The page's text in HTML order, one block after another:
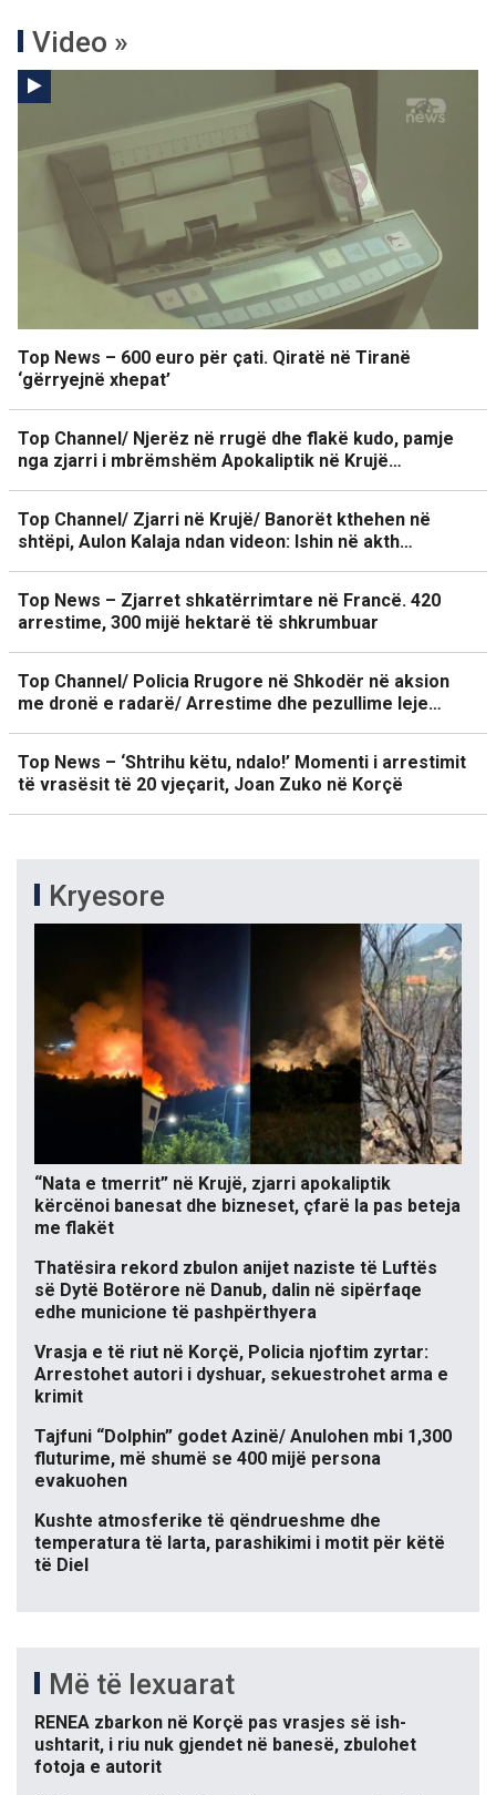
Video »
Top News – 600 euro për çati. Qiratë në Tiranë
‘gërryejnë xhepat’
Top Channel/ Njerëz në rrugë dhe flakë kudo, pamje
nga zjarri i mbrëmshëm Apokaliptik në Krujë…
Top Channel/ Zjarri në Krujë/ Banorët kthehen në
shtëpi, Aulon Kalaja ndan videon: Ishin në akth…
Top News – Zjarret shkatërrimtare në Francë. 420
arrestime, 300 mijë hektarë të shkrumbuar
Top Channel/ Policia Rrugore në Shkodër në aksion
me dronë e radarë/ Arrestime dhe pezullime leje…
Top News – ‘Shtrihu këtu, ndalo!’ Momenti i arrestimit
të vrasësit të 20 vjeçarit, Joan Zuko në Korçë
Kryesore
“Nata e tmerrit” në Krujë, zjarri apokaliptik
kërcënoi banesat dhe bizneset, çfarë la pas beteja
me flakët
Thatësira rekord zbulon anijet naziste të Luftës
së Dytë Botërore në Danub, dalin në sipërfaqe
edhe municione të pashpërthyera
Vrasja e të riut në Korçë, Policia njoftim zyrtar:
Arrestohet autori i dyshuar, sekuestrohet arma e
krimit
Tajfuni “Dolphin” godet Azinë/ Anulohen mbi 1,300
fluturime, më shumë se 400 mijë persona
evakuohen
Kushte atmosferike të qëndrueshme dhe
temperatura të larta, parashikimi i motit për këtë
të Diel
Më të lexuarat
RENEA zbarkon në Korçë pas vrasjes së ish-
ushtarit, i riu nuk gjendet në banesë, zbulohet
fotoja e autorit